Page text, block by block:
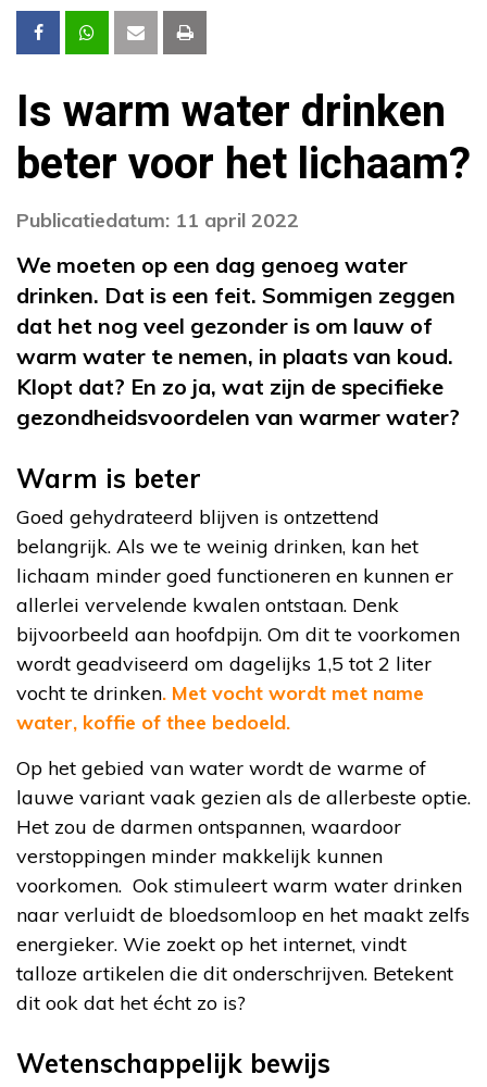
Is warm water drinken
beter voor het lichaam?
Publicatiedatum: 11 april 2022
We moeten op een dag genoeg water
drinken. Dat is een feit. Sommigen zeggen
dat het nog veel gezonder is om lauw of
warm water te nemen, in plaats van koud.
Klopt dat? En zo ja, wat zijn de specifieke
gezondheidsvoordelen van warmer water?
Warm is beter
Goed gehydrateerd blijven is ontzettend
belangrijk. Als we te weinig drinken, kan het
lichaam minder goed functioneren en kunnen er
allerlei vervelende kwalen ontstaan. Denk
bijvoorbeeld aan hoofdpijn. Om dit te voorkomen
wordt geadviseerd om dagelijks 1,5 tot 2 liter
vocht te drinken. Met vocht wordt met name
water, koffie of thee bedoeld.
Op het gebied van water wordt de warme of
lauwe variant vaak gezien als de allerbeste optie.
Het zou de darmen ontspannen, waardoor
verstoppingen minder makkelijk kunnen
voorkomen. Ook stimuleert warm water drinken
naar verluidt de bloedsomloop en het maakt zelfs
energieker. Wie zoekt op het internet, vindt
talloze artikelen die dit onderschrijven. Betekent
dit ook dat het écht zo is?
Wetenschappelijk bewijs